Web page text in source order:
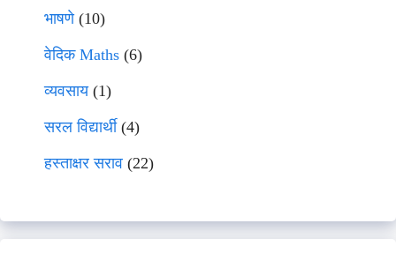
भाषणे(10)
वेदिक Maths (6)
व्यवसाय(1)
सरल विद्यार्थी(4)
हस्ताक्षर सराव (22)